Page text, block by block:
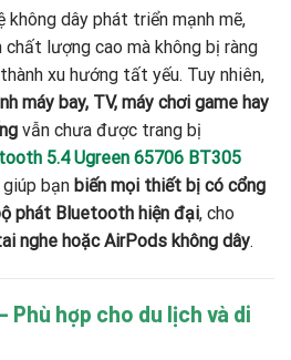
không dây phát triển mạnh mẽ,
lượng cao mà không bị ràng
xu hướng tất yếu. Tuy nhiên,
máy bay, TV, máy chơi game hay
vẫn chưa được trang bị
5.4 Ugreen 65706 BT305
bạn biến mọi thiết bị có cổng
phát Bluetooth hiện đại, cho
nghe hoặc AirPods không dây.
Phù hợp cho du lịch và di